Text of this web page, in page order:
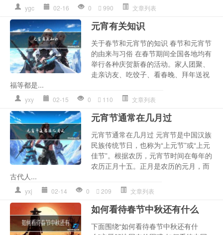
ygc 02-16 0 990 文章列表
元宵有关知识
关于春节和元宵节的知识 春节和元宵节
的由来与习俗 在春节期间全国各地均有
举行各种庆贺新春的活动。家人团聚、
走亲访友、吃饺子、看春晚、拜年送祝
福等都是...
yxy 02-15 0 110 文章列表
元宵节通常在几月过
元宵节通常在几月过 元宵节是中国汉族
民族传统节日，也称为“上元节”或“上元
佳节”。根据农历，元宵节时间在每年的
农历正月十五。正月是农历的元月，而
古代人...
yxj 02-14 0 209 文章列表
如何看待春节中秋还有什么
下面围绕“如何看待春节中秋还有什